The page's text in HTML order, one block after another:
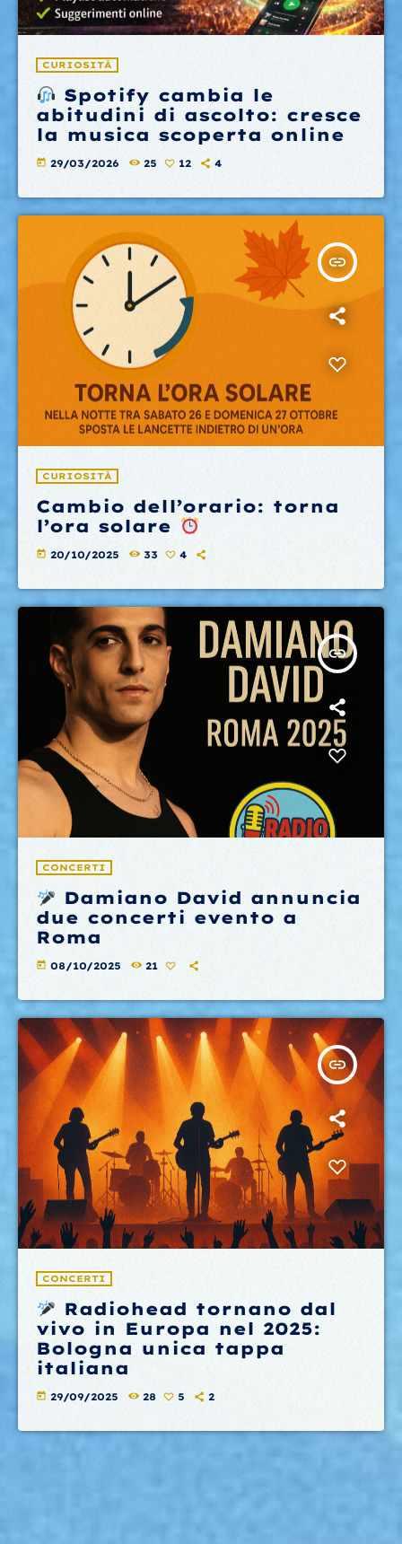
CURIOSITÀ
Spotify cambia le
abitudini di ascolto: cresce
la musica scoperta online
today 29/03/2026 25 12 4
insert_link
CURIOSITÀ
Cambio dell’orario: torna
l’ora solare
today 20/10/2025 33 4
insert_link
CONCERTI
Damiano David annuncia
due concerti evento a
Roma
today 08/10/2025 21
insert_link
CONCERTI
Radiohead tornano dal
vivo in Europa nel 2025:
Bologna unica tappa
italiana
today 29/09/2025 28 5 2